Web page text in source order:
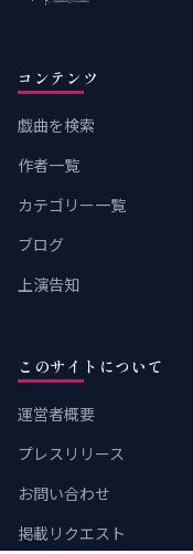
コンテンツ
戯曲を検索
作者一覧
カテゴリー一覧
ブログ
上演告知
このサイトについて
運営者概要
プレスリリース
お問い合わせ
掲載リクエスト